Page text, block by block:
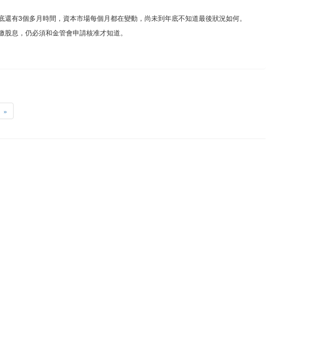
有3個多月時間，資本市場每個月都在變動，尚未到年底不知道最後狀況如何。
息，仍必須和金管會申請核准才知道。
»